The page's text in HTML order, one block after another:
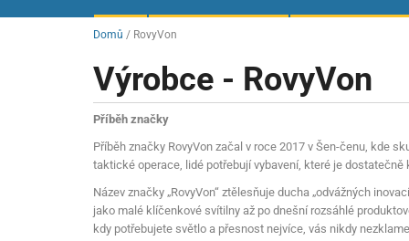
Vzduchovky
Příslušenství pro
Vzduchovky PCP
Vzduchovky
Vzduchové pistole a revolveryPříslušenství
CO2 pistole
PCP Pistole
Pružinové pistole
Plynové pistole a revolveryPistole
Příslušenství
Perkusní zbraně
Pušky
Nože Nože s pevnou
Dalekohledy a
Kolimátory, lasery
Montáže
Domů / RovyVon
Výrobce - RovyVon
Příběh značky
Příběh značky RovyVon začal v roce 2017 v Šen-čenu, kde
taktické operace, lidé potřebují vybavení, které je
Název značky „RovyVon“ ztělesňuje ducha „odvážných
jako malé klíčenkové svítilny až po dnešní rozsáhlé
kdy potřebujete světlo a přesnost nejvíce, vás nikdy